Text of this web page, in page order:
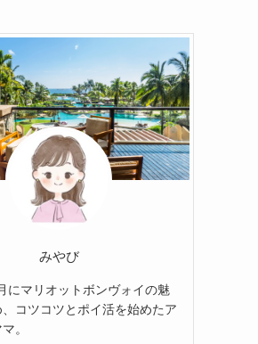
みやび
にマリオットボンヴォイの魅
コツコツとポイ活を始めたア
。